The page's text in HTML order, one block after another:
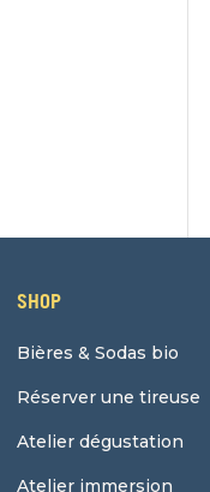
SHOP
Bières & Sodas bio
Réserver une tireuse
Atelier dégustation
Atelier immersion